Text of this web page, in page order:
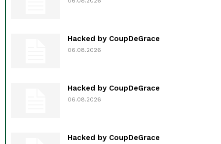
Hacked by CoupDeGrace
06.08.2026
Hacked by CoupDeGrace
06.08.2026
Hacked by CoupDeGrace